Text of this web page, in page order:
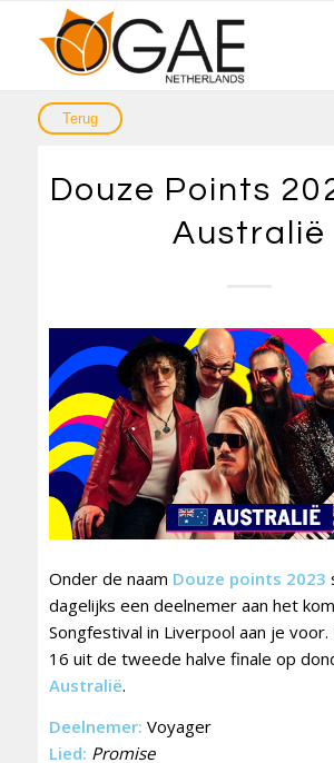
Douze Points
Australië
Onder de naam Douze points 2023
dagelijks een deelnemer aan het
Songfestival in Liverpool aan je
16 uit de tweede halve finale op
Australië.
Deelnemer: Voyager
Lied: Promise